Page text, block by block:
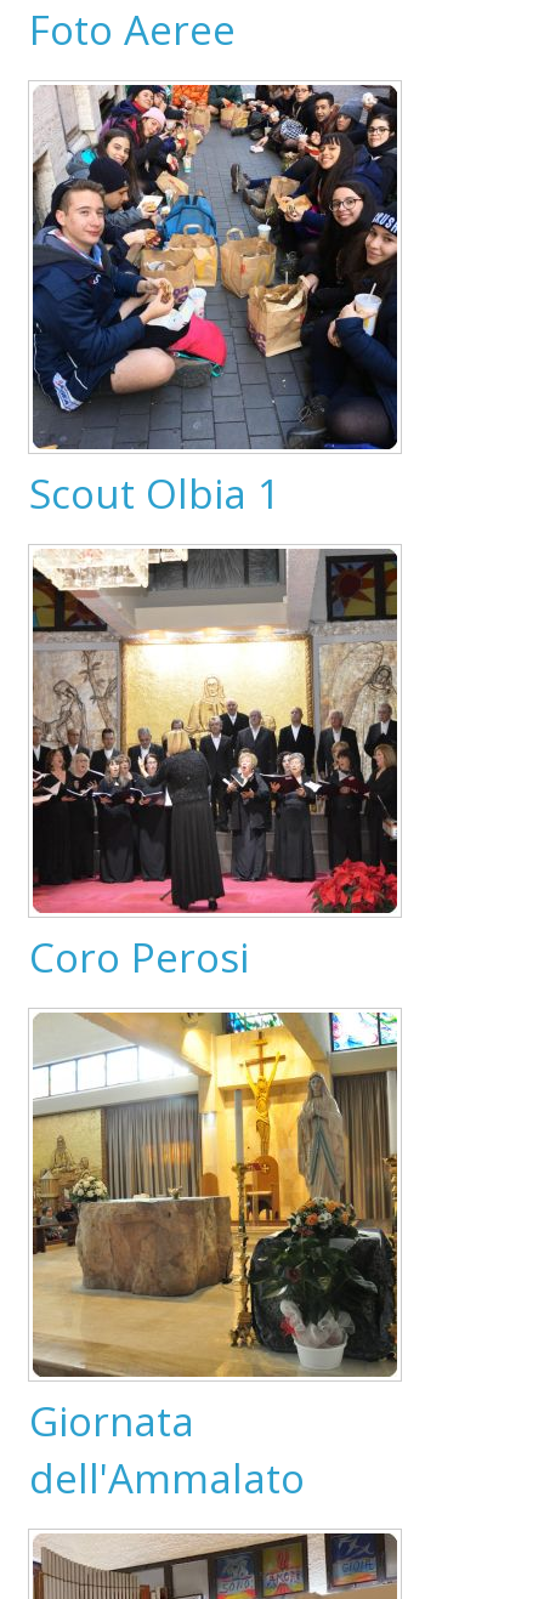
Foto Aeree
Scout Olbia 1
Coro Perosi
Giornata
dell'Ammalato